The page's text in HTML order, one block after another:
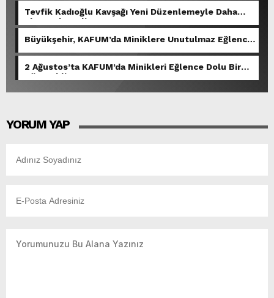
Tevfik Kadıoğlu Kavşağı Yeni Düzenlemeyle Daha
Akıcı Hale Geliyor.
Büyükşehir, KAFUM’da Miniklere Unutulmaz Eğlence
2 Ağustos’ta KAFUM’da Minikleri Eğlence Dolu Bir
Gün Bekliyor.
YORUM YAP